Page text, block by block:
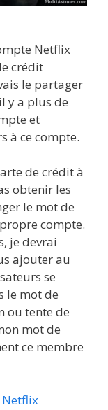
Netflix
crédit
le partager
y a plus de
et
à ce compte.
de crédit à
obtenir les
le mot de
compte.
je devrai
ajouter au
se
le mot de
ou tente de
mot de
ce membre